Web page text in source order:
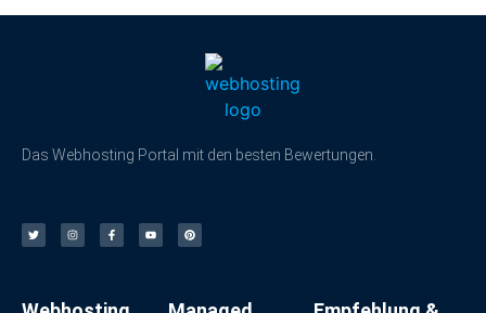
Das Webhosting Portal mit den besten Bewertungen.